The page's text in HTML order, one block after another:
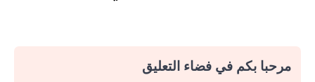
مرحبا بكم في فضاء التعليق